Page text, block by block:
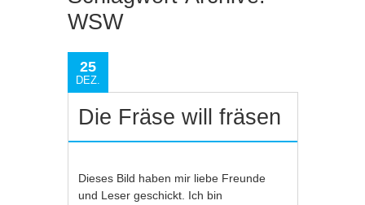
WSW
25
DEZ.
Die Fräse will fräsen
Dieses Bild haben mir liebe Freunde
und Leser geschickt. Ich bin